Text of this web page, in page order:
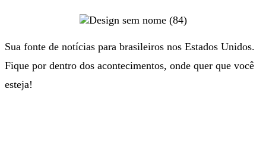
Sua fonte de notícias para brasileiros nos Estados Unidos.
Fique por dentro dos acontecimentos, onde quer que você
esteja!